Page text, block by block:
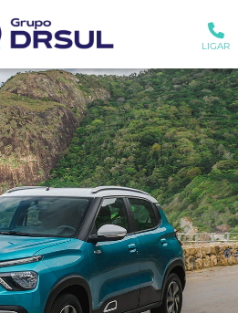
LIGAR